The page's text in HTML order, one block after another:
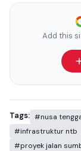
Add this
Tags: #nusa
#infrastruktur ntb
#proyek jalan